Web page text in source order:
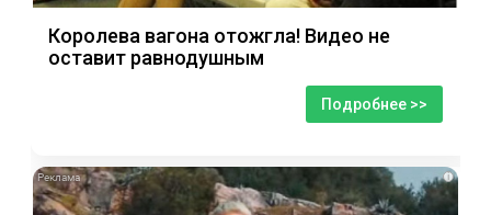
Королева вагона отожгла! Видео не
оставит равнодушным
Подробнее >>
i